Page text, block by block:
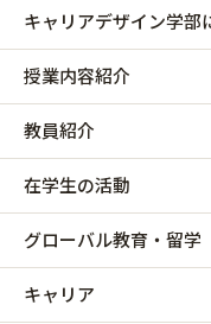
キャリアデザイン学部
授業内容紹介
教員紹介
在学生の活動
グローバル教育・留学
キャリア